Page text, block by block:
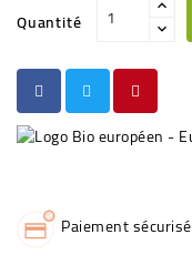
Quantité
Paiement sécurisé